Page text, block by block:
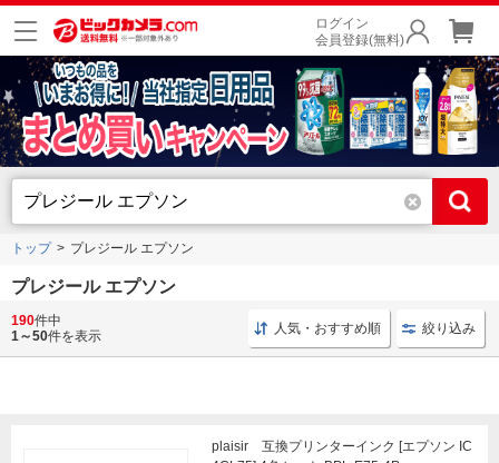
ログイン
会員登録(無料)
トップ プレジール エプソン
プレジール エプソン
互換プリンターインク エプソン用 互換プリンターインク
190件中
1～50件を表示 人気・おすすめ順 絞り込み
plaisir 互換プリンターインク [エプソン IC